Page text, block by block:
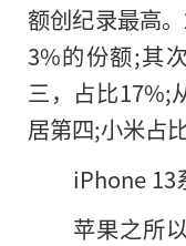
额创纪录最高
3%的份额;其
三，占比17%;
居第四;小米占
iPhone 13
苹果之所